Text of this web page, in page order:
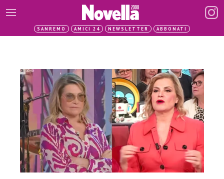
SANREMO AMICI 24 NEWSLETTER ABBONATI